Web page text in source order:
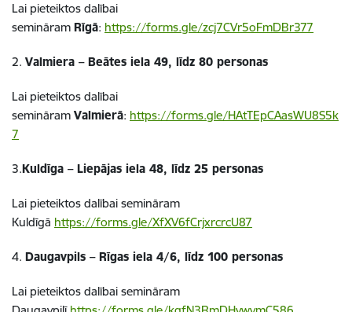
Lai pieteiktos dalībai
semināram Rīgā: https://forms.gle/zcj7CVr5oFmDBr377
2. Valmiera – Beātes iela 49, līdz 80 personas
Lai pieteiktos dalībai
semināram Valmierā: https://forms.gle/HAtTEpCAasWU8S5k
7
3.Kuldīga – Liepājas iela 48, līdz 25 personas
Lai pieteiktos dalībai semināram
Kuldīgā https://forms.gle/XfXV6fCrjxrcrcU87
4. Daugavpils – Rīgas iela 4/6, līdz 100 personas
Lai pieteiktos dalībai semināram